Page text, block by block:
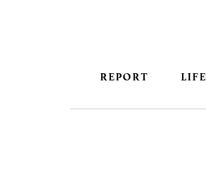
REPORT LIFE